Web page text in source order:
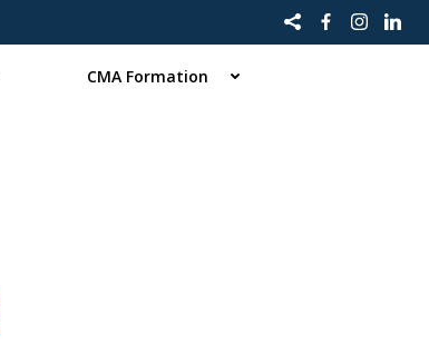
CMA Formation